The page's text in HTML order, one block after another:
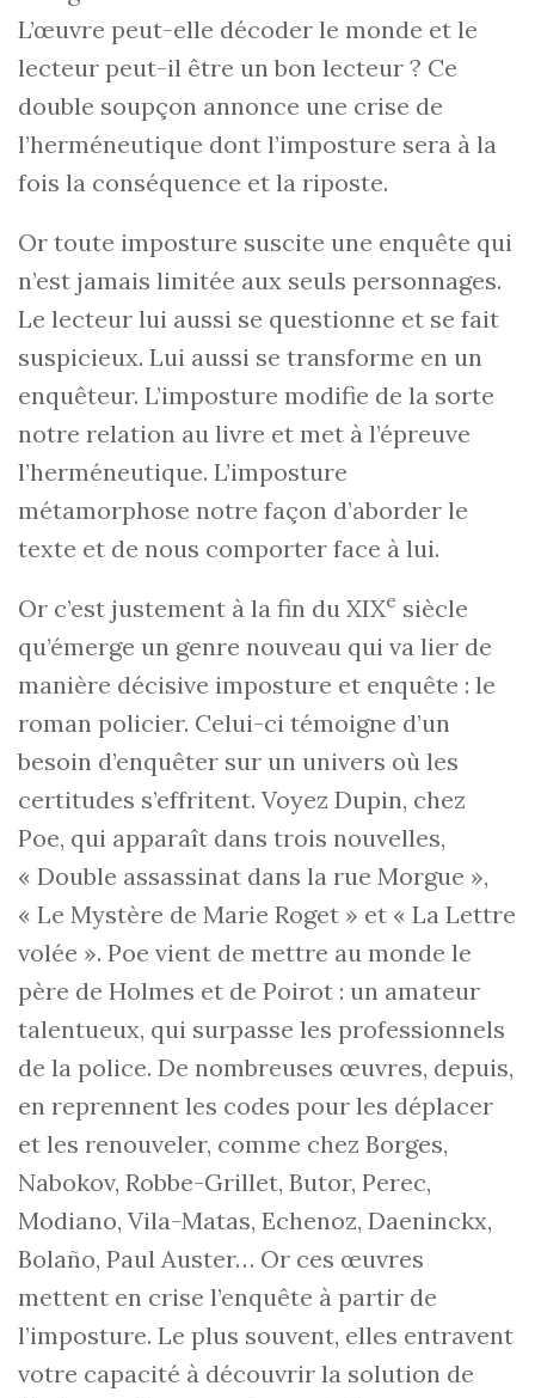
L’œuvre peut-elle décoder le monde et le
lecteur peut-il être un bon lecteur ? Ce
double soupçon annonce une crise de
l’herméneutique dont l’imposture sera à la
fois la conséquence et la riposte.
Or toute imposture suscite une enquête qui
n’est jamais limitée aux seuls personnages.
Le lecteur lui aussi se questionne et se fait
suspicieux. Lui aussi se transforme en un
enquêteur. L’imposture modifie de la sorte
notre relation au livre et met à l’épreuve
l’herméneutique. L’imposture
métamorphose notre façon d’aborder le
texte et de nous comporter face à lui.
Or c’est justement à la fin du XIXe siècle
qu’émerge un genre nouveau qui va lier de
manière décisive imposture et enquête : le
roman policier. Celui-ci témoigne d’un
besoin d’enquêter sur un univers où les
certitudes s’effritent. Voyez Dupin, chez
Poe, qui apparaît dans trois nouvelles,
« Double assassinat dans la rue Morgue »,
« Le Mystère de Marie Roget » et « La Lettre
volée ». Poe vient de mettre au monde le
père de Holmes et de Poirot : un amateur
talentueux, qui surpasse les professionnels
de la police. De nombreuses œuvres, depuis,
en reprennent les codes pour les déplacer
et les renouveler, comme chez Borges,
Nabokov, Robbe-Grillet, Butor, Perec,
Modiano, Vila-Matas, Echenoz, Daeninckx,
Bolaño, Paul Auster… Or ces œuvres
mettent en crise l’enquête à partir de
l’imposture. Le plus souvent, elles entravent
votre capacité à découvrir la solution de